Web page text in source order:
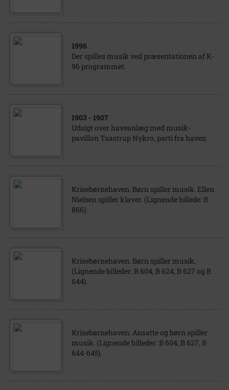
1996
Der spilles musik ved præsentationen af K-
96 programmet.
1903 - 1907
Udsigt over haveanlæg med musik-
pavillon Taastrup Nykro, parti fra haven
Krisebørnehaven. Børn spiller musik. Ellen
Nielsen spiller klaver. (Lignende billede: B
866).
Krisebørnehaven. Børn spiller musik.
(Lignende billeder: B 604, B 624, B 627 og B
644).
Krisebørnehaven. Ansatte og børn spiller
musik. (Lignende billeder: B 604, B 627, B
644-645).